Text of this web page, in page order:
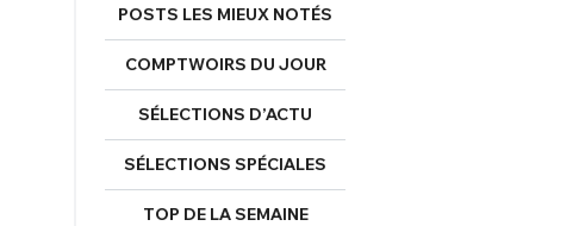
POSTS LES MIEUX NOTÉS
COMPTWOIRS DU JOUR
SÉLECTIONS D’ACTU
SÉLECTIONS SPÉCIALES
TOP DE LA SEMAINE